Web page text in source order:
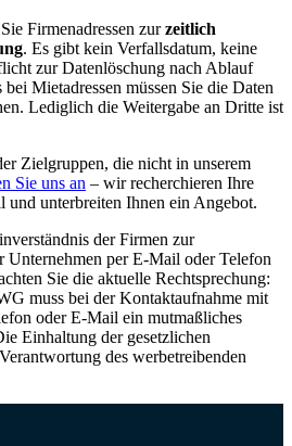
Firmenadressen zur zeitlich
. Es gibt kein Verfallsdatum, keine
zur Datenlöschung nach Ablauf
Mietadressen müssen Sie die Daten
Lediglich die Weitergabe an Dritte ist
Zielgruppen, die nicht in unserem
Sie uns an – wir recherchieren Ihre
und unterbreiten Ihnen ein Angebot.
der Firmen zur
Unternehmen per E-Mail oder Telefon
Sie die aktuelle Rechtsprechung:
muss bei der Kontaktaufnahme mit
oder E-Mail ein mutmaßliches
Einhaltung der gesetzlichen
des werbetreibenden